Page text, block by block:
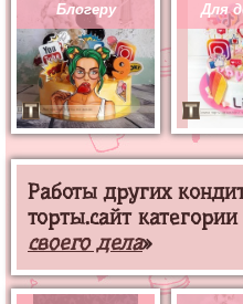
Блогеру Для
Работы других
торты.сайт категории
своего дела»